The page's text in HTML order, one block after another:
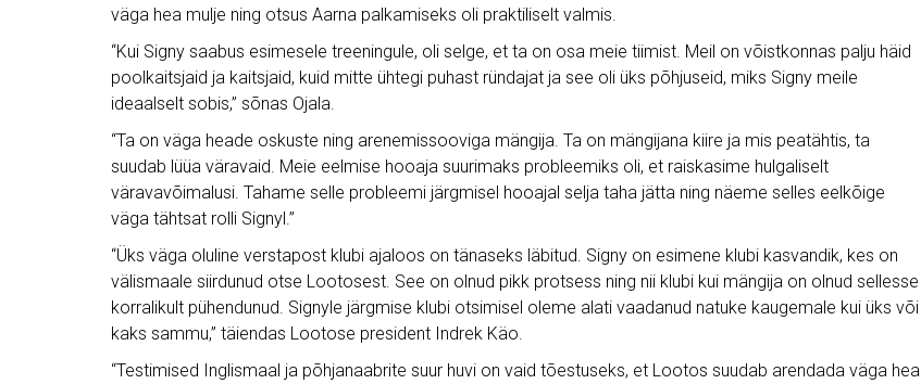
väga hea mulje ning otsus Aarna palkamiseks oli praktiliselt valmis.
“Kui Signy saabus esimesele treeningule, oli selge, et ta on osa meie tiimist. Meil on võistkonnas palju häid
poolkaitsjaid ja kaitsjaid, kuid mitte ühtegi puhast ründajat ja see oli üks põhjuseid, miks Signy meile
ideaalselt sobis,” sõnas Ojala.
“Ta on väga heade oskuste ning arenemissooviga mängija. Ta on mängijana kiire ja mis peatähtis, ta
suudab lüüa väravaid. Meie eelmise hooaja suurimaks probleemiks oli, et raiskasime hulgaliselt
väravavõimalusi. Tahame selle probleemi järgmisel hooajal selja taha jätta ning näeme selles eelkõige
väga tähtsat rolli Signyl.”
“Üks väga oluline verstapost klubi ajaloos on tänaseks läbitud. Signy on esimene klubi kasvandik, kes on
välismaale siirdunud otse Lootosest. See on olnud pikk protsess ning nii klubi kui mängija on olnud sellesse
korralikult pühendunud. Signyle järgmise klubi otsimisel oleme alati vaadanud natuke kaugemale kui üks või
kaks sammu,” täiendas Lootose president Indrek Käo.
“Testimised Inglismaal ja põhjanaabrite suur huvi on vaid tõestuseks, et Lootos suudab arendada väga hea